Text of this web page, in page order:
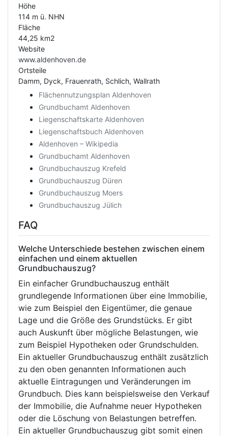
Höhe
114 m ü. NHN
Fläche
44,25 km2
Website
www.aldenhoven.de
Ortsteile
Damm, Dyck, Frauenrath, Schlich, Wallrath
Flächennutzungsplan Aldenhoven
Grundbuchamt Aldenhoven
Liegenschaftskarte Aldenhoven
Liegenschaftsbuch Aldenhoven
Aldenhoven – Wikipedia
Grundbuchamt Aldenhoven
Grundbuchauszug Krefeld
Grundbuchauszug Düren
Grundbuchauszug Moers
Grundbuchauszug Jülich
FAQ
Welche Unterschiede bestehen zwischen einem
einfachen und einem aktuellen
Grundbuchauszug?
Ein einfacher Grundbuchauszug enthält
grundlegende Informationen über eine Immobilie,
wie zum Beispiel den Eigentümer, die genaue
Lage und die Größe des Grundstücks. Er gibt
auch Auskunft über mögliche Belastungen, wie
zum Beispiel Hypotheken oder Grundschulden.
Ein aktueller Grundbuchauszug enthält zusätzlich
zu den oben genannten Informationen auch
aktuelle Eintragungen und Veränderungen im
Grundbuch. Dies kann beispielsweise den Verkauf
der Immobilie, die Aufnahme neuer Hypotheken
oder die Löschung von Belastungen betreffen.
Ein aktueller Grundbuchauszug gibt somit einen